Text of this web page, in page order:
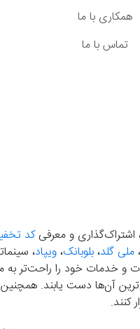
همکاری با ما
تماس با ما
اشتراک‌گذاری و معرفیکد
، ملی گلد، بلوبانک، ویپاد،
و خدمات خود را راحت‌تر به
آن‌ها دست‌ یابند. همچنین
کنند.